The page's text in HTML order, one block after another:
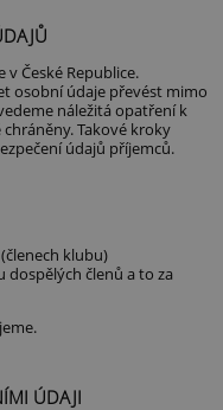
České Republice.
osobní údaje převést mimo
náležitá opatření k
Takové kroky
údajů příjemců.
klubu)
dospělých členů a to za
ÚDAJI